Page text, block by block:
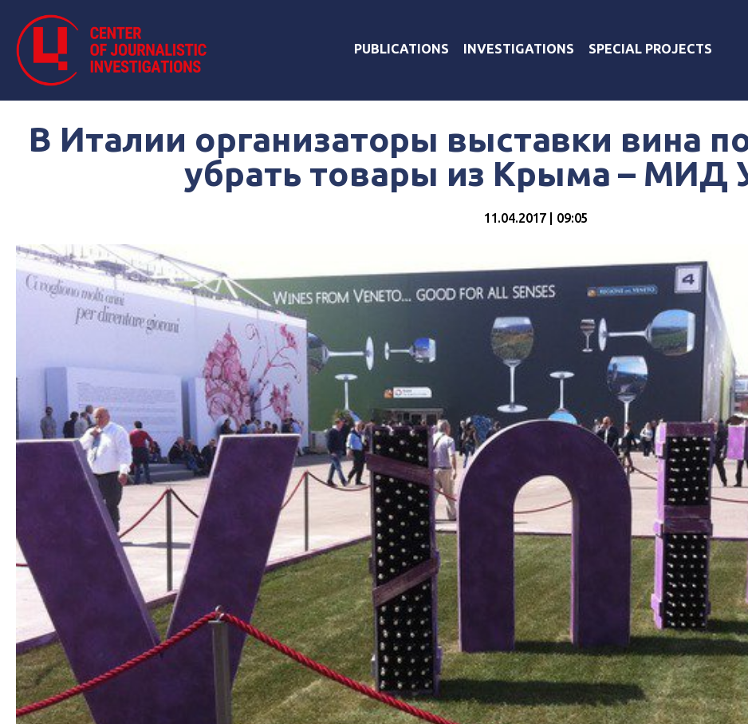
PUBLICATIONS INVESTIGATIONS SPECIAL PROJECTS
В Италии организаторы выставки вина
убрать товары из Крыма – МИД
11.04.2017 | 09:05